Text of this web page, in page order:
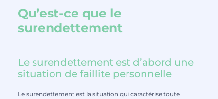
Qu’est-ce que le
surendettement
Le surendettement est d’abord une
situation de faillite personnelle
Le surendettement est la situation qui caractérise toute